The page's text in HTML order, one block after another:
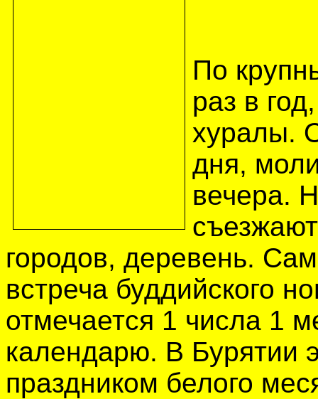
По
раз в
хуралы.
дня,
вечера.
городов, деревень.
встреча буддийского
отмечается 1 числа 1
календарю. В Бурятии
праздником белого